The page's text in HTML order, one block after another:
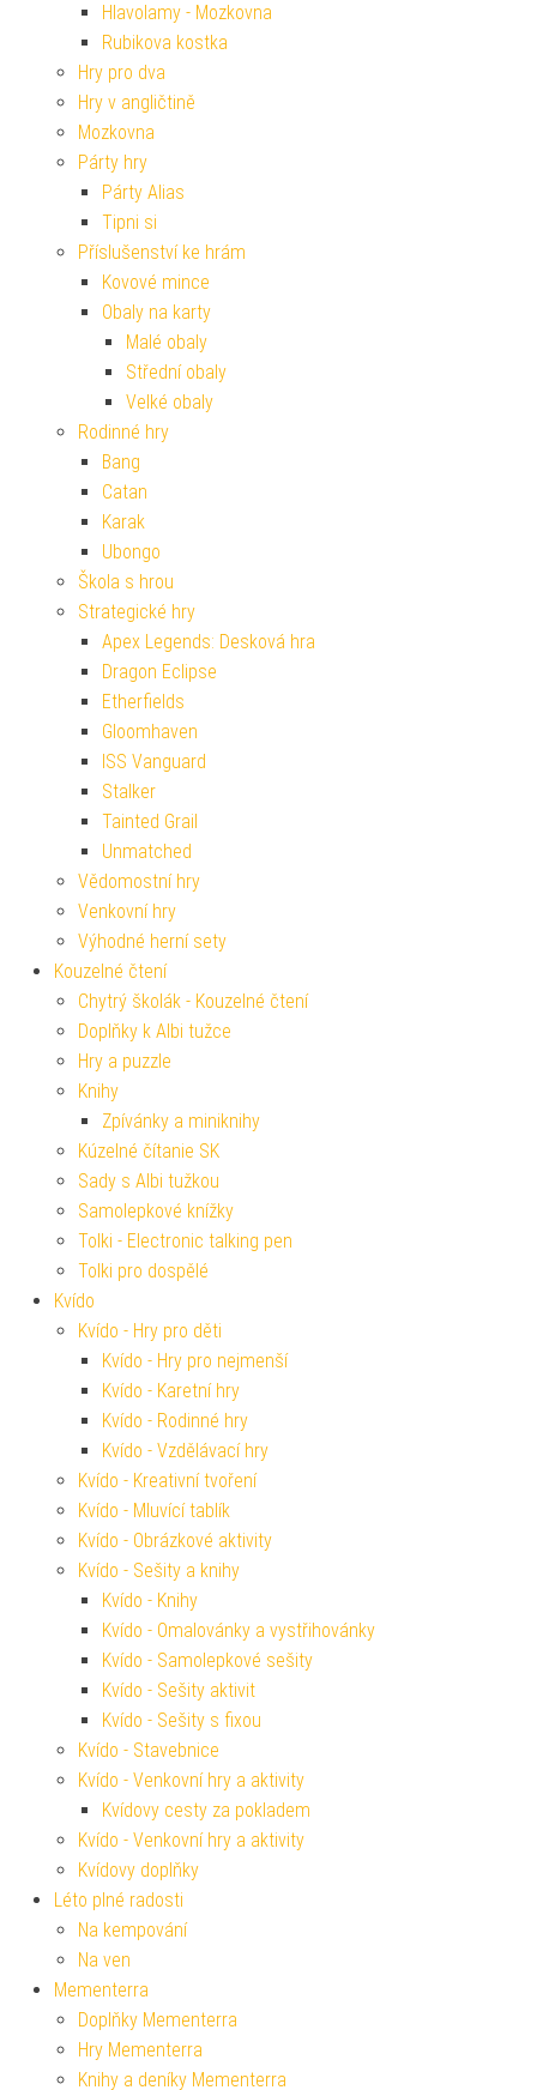
Hlavolamy - Mozkovna
Rubikova kostka
Hry pro dva
Hry v angličtině
Mozkovna
Párty hry
Párty Alias
Tipni si
Příslušenství ke hrám
Kovové mince
Obaly na karty
Malé obaly
Střední obaly
Velké obaly
Rodinné hry
Bang
Catan
Karak
Ubongo
Škola s hrou
Strategické hry
Apex Legends: Desková hra
Dragon Eclipse
Etherfields
Gloomhaven
ISS Vanguard
Stalker
Tainted Grail
Unmatched
Vědomostní hry
Venkovní hry
Výhodné herní sety
Kouzelné čtení
Chytrý školák - Kouzelné čtení
Doplňky k Albi tužce
Hry a puzzle
Knihy
Zpívánky a miniknihy
Kúzelné čítanie SK
Sady s Albi tužkou
Samolepkové knížky
Tolki - Electronic talking pen
Tolki pro dospělé
Kvído
Kvído - Hry pro děti
Kvído - Hry pro nejmenší
Kvído - Karetní hry
Kvído - Rodinné hry
Kvído - Vzdělávací hry
Kvído - Kreativní tvoření
Kvído - Mluvící tablík
Kvído - Obrázkové aktivity
Kvído - Sešity a knihy
Kvído - Knihy
Kvído - Omalovánky a vystřihovánky
Kvído - Samolepkové sešity
Kvído - Sešity aktivit
Kvído - Sešity s fixou
Kvído - Stavebnice
Kvído - Venkovní hry a aktivity
Kvídovy cesty za pokladem
Kvído - Venkovní hry a aktivity
Kvídovy doplňky
Léto plné radosti
Na kempování
Na ven
Mementerra
Doplňky Mementerra
Hry Mementerra
Knihy a deníky Mementerra